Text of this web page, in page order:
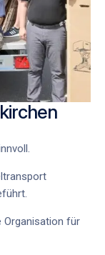
Organisation für